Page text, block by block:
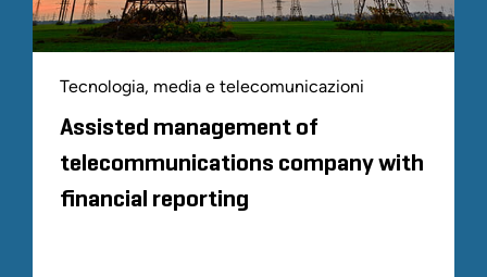
Tecnologia, media e telecomunicazioni
Assisted management of
telecommunications company with
financial reporting